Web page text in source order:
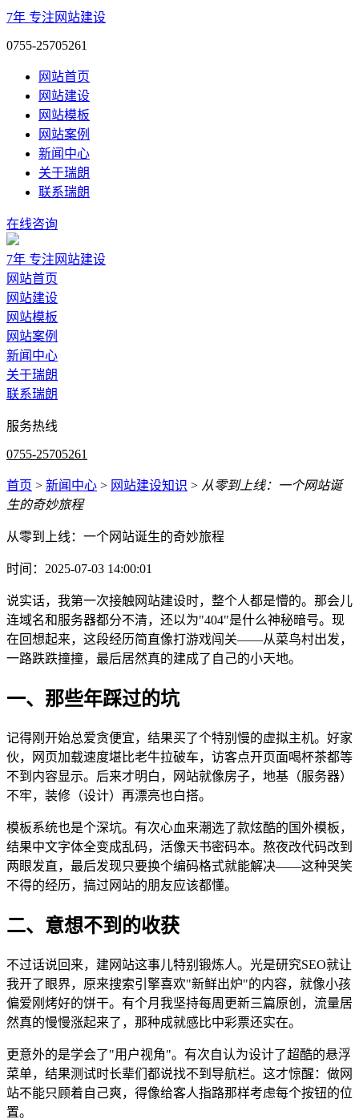
7年 专注网站建设
0755-25705261
网站首页
网站建设
网站模板
网站案例
新闻中心
关于瑞朗
联系瑞朗
在线咨询
7年 专注网站建设
网站首页
网站建设
网站模板
网站案例
新闻中心
关于瑞朗
联系瑞朗
服务热线
0755-25705261
首页 > 新闻中心 > 网站建设知识 > 从零到上线：一个网站诞
生的奇妙旅程
从零到上线：一个网站诞生的奇妙旅程
时间：2025-07-03 14:00:01
说实话，我第一次接触网站建设时，整个人都是懵的。那会儿
连域名和服务器都分不清，还以为"404"是什么神秘暗号。现
在回想起来，这段经历简直像打游戏闯关——从菜鸟村出发，
一路跌跌撞撞，最后居然真的建成了自己的小天地。
一、那些年踩过的坑
记得刚开始总爱贪便宜，结果买了个特别慢的虚拟主机。好家
伙，网页加载速度堪比老牛拉破车，访客点开页面喝杯茶都等
不到内容显示。后来才明白，网站就像房子，地基（服务器）
不牢，装修（设计）再漂亮也白搭。
模板系统也是个深坑。有次心血来潮选了款炫酷的国外模板，
结果中文字体全变成乱码，活像天书密码本。熬夜改代码改到
两眼发直，最后发现只要换个编码格式就能解决——这种哭笑
不得的经历，搞过网站的朋友应该都懂。
二、意想不到的收获
不过话说回来，建网站这事儿特别锻炼人。光是研究SEO就让
我开了眼界，原来搜索引擎喜欢"新鲜出炉"的内容，就像小孩
偏爱刚烤好的饼干。有个月我坚持每周更新三篇原创，流量居
然真的慢慢涨起来了，那种成就感比中彩票还实在。
更意外的是学会了"用户视角"。有次自认为设计了超酷的悬浮
菜单，结果测试时长辈们都说找不到导航栏。这才惊醒：做网
站不能只顾着自己爽，得像给客人指路那样考虑每个按钮的位
置。